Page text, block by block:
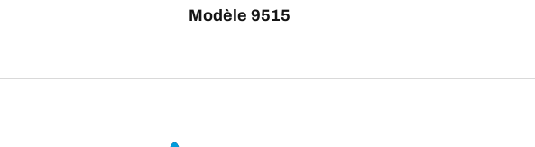
Modèle 9515